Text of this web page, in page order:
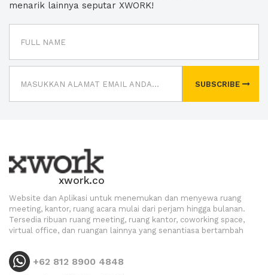
menarik lainnya seputar XWORK!
SUBSCRIBE
xwork.co
Website dan Aplikasi untuk menemukan dan menyewa ruang
meeting, kantor, ruang acara mulai dari perjam hingga bulanan.
Tersedia ribuan ruang meeting, ruang kantor, coworking space,
virtual office, dan ruangan lainnya yang senantiasa bertambah
+62 812 8900 4848